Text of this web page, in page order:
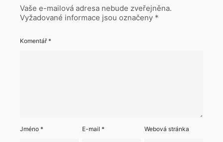
Vaše e-mailová adresa nebude zveřejněna.
Vyžadované informace jsou označeny *
Komentář*
Jméno * E-mail* Webová stránka